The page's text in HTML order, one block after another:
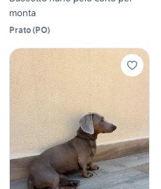
monta
Prato(PO)